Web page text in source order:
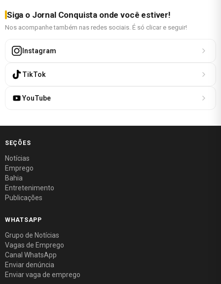
Siga o Jornal Conquista onde você estiver!
Nos acompanhe também nas redes sociais. É só clicar e seguir!
Instagram
TikTok
YouTube
SEÇÕES
Notícias
Emprego
Bahia
Entretenimento
Publicações
WHATSAPP
Grupo de Notícias
Vagas de Emprego
Canal WhatsApp
Enviar denúncia
Enviar vaga de emprego